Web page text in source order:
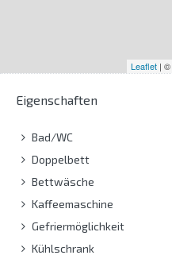
Leaflet | ©
Eigenschaften
Bad/WC
Doppelbett
Bettwäsche
Kaffeemaschine
Gefriermöglichkeit
Kühlschrank